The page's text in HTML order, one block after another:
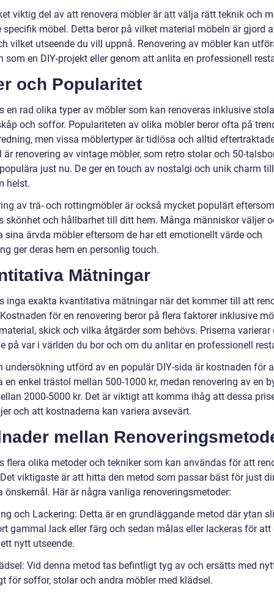
viktig del av att renovera möbler är att välja rätt teknik och
specifik möbel. Detta beror på vilket material möbeln är gjord
vilket utseende du vill uppnå. Renovering av möbler kan
som en DIY-projekt eller genom att anlita en professionell
och Popularitet
en rad olika typer av möbler som kan renoveras inklusive
och soffor. Populariteten av olika möbler beror ofta på
men vissa möblertyper är tidlösa och alltid
är renovering av vintage möbler, som retro stolar och 50-
just nu. De ger en touch av nostalgi och unik charm
helst.
av trä- och rottingmöbler är också mycket populärt
skönhet och hållbarhet till ditt hem. Många människor väljer
sina ärvda möbler eftersom de har ett emotionellt värde och
ger deras hem en personlig touch.
Mätningar
inga exakta kvantitativa mätningar när det kommer till att
för en renovering beror på flera faktorer inklusive
skick och vilka åtgärder som behövs. Priserna varierar
på var i världen du bor och om du anlitar en professionell
undersökning utförd av en populär DIY-sida är kostnaden för
en enkel trästol mellan 500-1000 kr, medan renovering av en
2000-5000 kr. Det är viktigt att komma ihåg att dessa
och att kostnaderna kan variera avsevärt.
mellan
flera olika metoder och tekniker som kan användas för att
viktigaste är att hitta den metod som passar bäst för just
önskemål. Här är några vanliga renoveringsmetoder:
och Lackering: Detta är en grundläggande metod där ytan
gammal lack eller färg och sedan målas eller lackeras för att
nytt utseende.
Vid denna metod tas befintligt tyg av och ersätts med
för soffor, stolar och andra möbler med klädsel.